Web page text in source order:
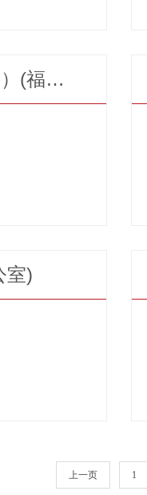
专职律师（刑事方向）(福州办公室)
室)
上一页 1